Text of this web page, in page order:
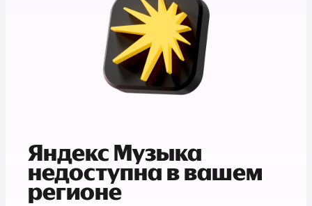
Яндекс Музыка
недоступна в вашем
регионе